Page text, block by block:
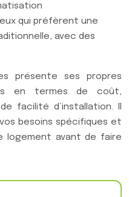
qui préfèrent une
avec des
présente ses propres
en termes de coût,
facilité d’installation. Il
besoins spécifiques et
logement avant de faire